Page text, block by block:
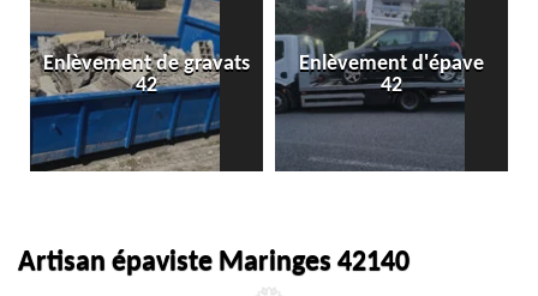
Enlèvement de gravats
42
Enlèvement d'épave
42
Artisan épaviste Maringes 42140